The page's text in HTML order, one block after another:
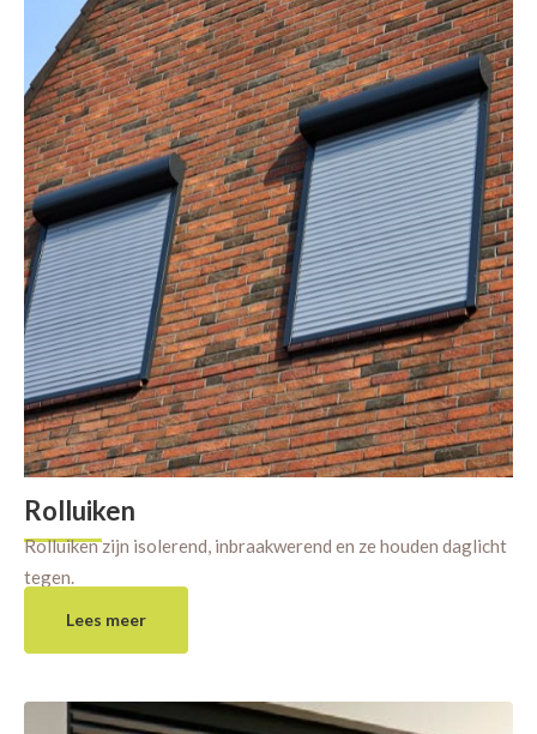
Rolluiken
Rolluiken zijn isolerend, inbraakwerend en ze houden daglicht
tegen.
Lees meer